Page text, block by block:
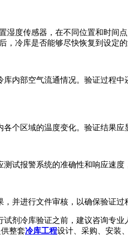
湿度传感器，在不同位置和时间
冷库是否能够尽快恢复到设定的
内部空气流通情况。验证过程
个区域的温度变化。验证结果应
试报警系统的准确性和响应速度
并进行文件审核，以确保验证过
剂冷库验证之前，建议咨询专
整套冷库工程设计、采购、安装